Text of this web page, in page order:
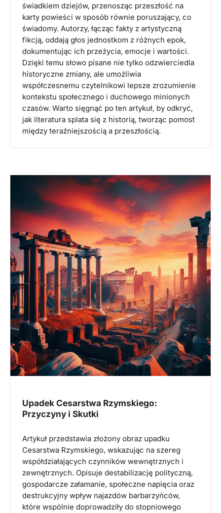
świadkiem dziejów, przenosząc przeszłość na
karty powieści w sposób równie poruszający, co
świadomy. Autorzy, łącząc fakty z artystyczną
fikcją, oddają głos jednostkom z różnych epok,
dokumentując ich przeżycia, emocje i wartości.
Dzięki temu słowo pisane nie tylko odzwierciedla
historyczne zmiany, ale umożliwia
współczesnemu czytelnikowi lepsze zrozumienie
kontekstu społecznego i duchowego minionych
czasów. Warto sięgnąć po ten artykuł, by odkryć,
jak literatura splata się z historią, tworząc pomost
między teraźniejszością a przeszłością.
Upadek Cesarstwa Rzymskiego:
Przyczyny i Skutki
Artykuł przedstawia złożony obraz upadku
Cesarstwa Rzymskiego, wskazując na szereg
współdziałających czynników wewnętrznych i
zewnętrznych. Opisuje destabilizację polityczną,
gospodarcze załamanie, społeczne napięcia oraz
destrukcyjny wpływ najazdów barbarzyńców,
które wspólnie doprowadziły do stopniowego